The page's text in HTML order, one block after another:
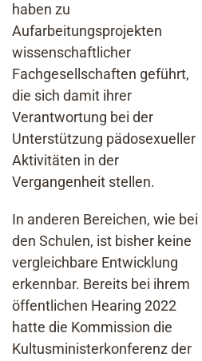
haben zu
Aufarbeitungsprojekten
wissenschaftlicher
Fachgesellschaften geführt,
die sich damit ihrer
Verantwortung bei der
Unterstützung pädosexueller
Aktivitäten in der
Vergangenheit stellen.
In anderen Bereichen, wie bei
den Schulen, ist bisher keine
vergleichbare Entwicklung
erkennbar. Bereits bei ihrem
öffentlichen Hearing 2022
hatte die Kommission die
Kultusministerkonferenz der